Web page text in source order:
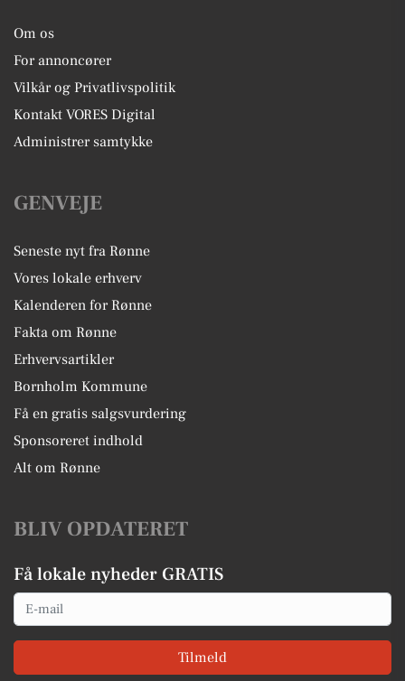
Om os
For annoncører
Vilkår og Privatlivspolitik
Kontakt VORES Digital
Administrer samtykke
GENVEJE
Seneste nyt fra Rønne
Vores lokale erhverv
Kalenderen for Rønne
Fakta om Rønne
Erhvervsartikler
Bornholm Kommune
Få en gratis salgsvurdering
Sponsoreret indhold
Alt om Rønne
BLIV OPDATERET
Få lokale nyheder GRATIS
Email
Tilmeld